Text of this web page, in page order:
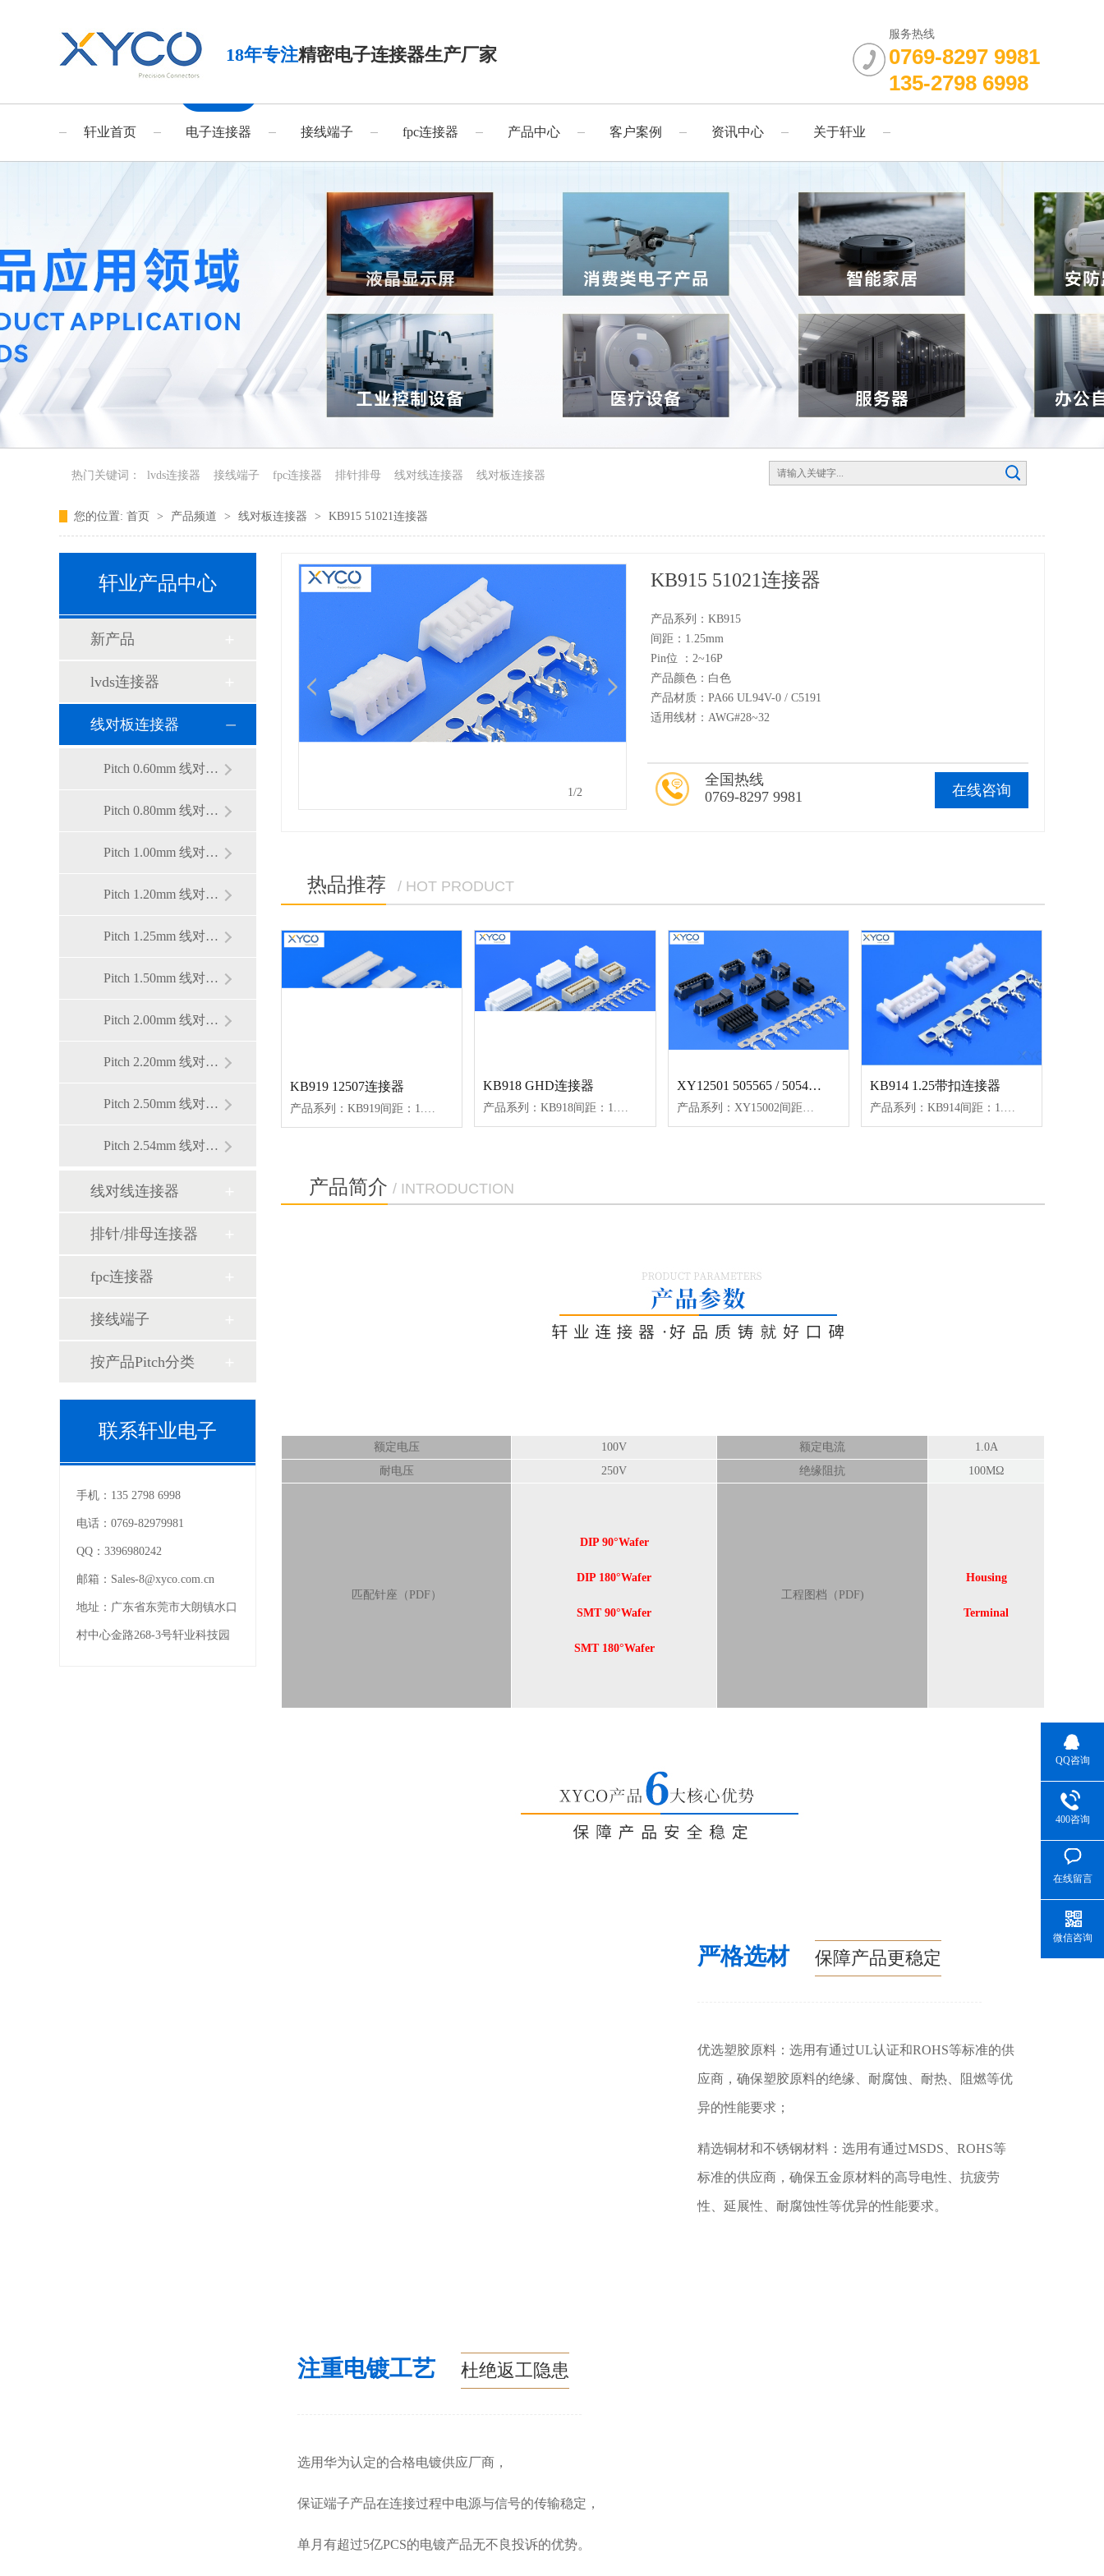
18年专注精密电子连接器生产厂家
服务热线
0769-8297 9981
135-2798 6998
轩业首页 电子连接器 接线端子 fpc连接器 产品中心 客户案例 资讯中心 关于轩业
热门关键词： lvds连接器 接线端子 fpc连接器 排针排母 线对线连接器 线对板连接器
您的位置: 首页 > 产品频道 > 线对板连接器 > KB915 51021连接器
轩业产品中心
新产品
lvds连接器
线对板连接器
Pitch 0.60mm 线对板连接器
Pitch 0.80mm 线对板连接器
Pitch 1.00mm 线对板连接器
Pitch 1.20mm 线对板连接器
Pitch 1.25mm 线对板连接器
Pitch 1.50mm 线对板连接器
Pitch 2.00mm 线对板连接器
Pitch 2.20mm 线对板连接器
Pitch 2.50mm 线对板连接器
Pitch 2.54mm 线对板连接器
线对线连接器
排针/排母连接器
fpc连接器
接线端子
按产品Pitch分类
联系轩业电子
手机： 135 2798 6998
电话： 0769-82979981
QQ： 3396980242
邮箱： Sales-8@xyco.com.cn
地址： 广东省东莞市大朗镇水口
村中心金路268-3号轩业科技园
2/2
KB915 51021连接器
产品系列：KB915
间距：1.25mm
Pin位 ：2~16P
产品颜色：白色
产品材质：PA66 UL94V-0 / C5191
适用线材：AWG#28~32
在线咨询
全国热线
0769-8297 9981
热品推荐 / HOT PRODUCT
KB919 12507连接器 KB918 GHD连接器
产品系列：KB918间距：1.25mmPin位：2*5~2*20P产品颜色：白色产品材质：PA66UL94V-0/C5191适用线材：AWG#26~32
XY12501 505565 / 505431连接器
产品系列：XY15002间距：1.50mmPin位：2~16P产品颜色：黑色产品材质：PA66UL94V-0/C5191适用线材：AWG#26~30
KB914 1.25带扣连接器
产品系列：KB914间距：1.25mmPin位：2~9P产品颜色：白色产品材质：PA66UL94V-0/C5191适用线材：AWG#28~30
产品简介 / INTRODUCTION
额定电压 100V 额定电流
1.0A
耐电压
250V 绝缘阻抗 100MΩ
匹配针座（PDF）
DIP 90°Wafer
DIP 180°Wafer
SMT 90°Wafer
SMT 180°Wafer
工程图档（PDF)
Housing
Terminal
严格选材 保障产品更稳定
优选塑胶原料：选用有通过UL认证和ROHS等标准的供
应商，确保塑胶原料的绝缘、耐腐蚀、耐热、阻燃等优
异的性能要求；
精选铜材和不锈钢材料：选用有通过MSDS、ROHS等
标准的供应商，确保五金原材料的高导电性、抗疲劳
性、延展性、耐腐蚀性等优异的性能要求。
注重电镀工艺 杜绝返工隐患
选用华为认定的合格电镀供应厂商，
保证端子产品在连接过程中电源与信号的传输稳定，
单月有超过5亿PCS的电镀产品无不良投诉的优势。
QQ咨询
400咨询
在线留言
微信咨询